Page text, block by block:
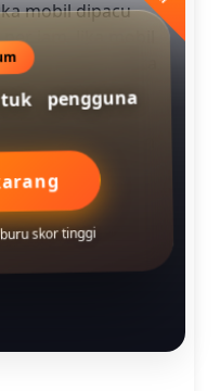
mobil dipacu
jam. Jika mobil
per jam, maka
hanya 80%-nya.
untuk
kecepatan
pengguna
skor tinggi